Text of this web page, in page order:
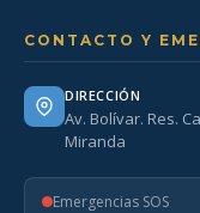
CONTACTO Y
DIRECCIÓN
Av. Bolívar. Res.
Miranda
Emergencias SOS